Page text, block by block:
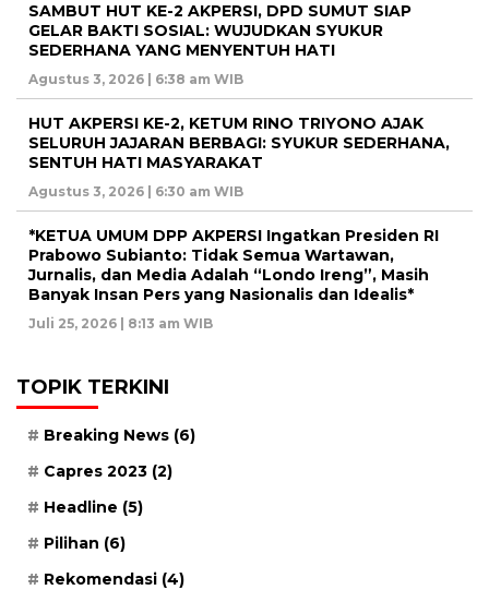
SAMBUT HUT KE-2 AKPERSI, DPD SUMUT SIAP
GELAR BAKTI SOSIAL: WUJUDKAN SYUKUR
SEDERHANA YANG MENYENTUH HATI
Agustus 3, 2026 | 6:38 am WIB
HUT AKPERSI KE-2, KETUM RINO TRIYONO AJAK
SELURUH JAJARAN BERBAGI: SYUKUR SEDERHANA,
SENTUH HATI MASYARAKAT
Agustus 3, 2026 | 6:30 am WIB
*KETUA UMUM DPP AKPERSI Ingatkan Presiden RI
Prabowo Subianto: Tidak Semua Wartawan,
Jurnalis, dan Media Adalah “Londo Ireng”, Masih
Banyak Insan Pers yang Nasionalis dan Idealis*
Juli 25, 2026 | 8:13 am WIB
TOPIK TERKINI
Breaking News (6)
Capres 2023 (2)
Headline (5)
Pilihan (6)
Rekomendasi (4)